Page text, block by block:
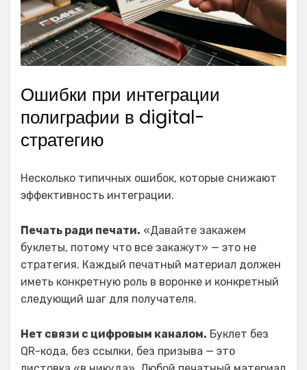
Ошибки при интеграции
полиграфии в digital-
стратегию
Несколько типичных ошибок, которые снижают
эффективность интеграции.
Печать ради печати. «Давайте закажем
буклеты, потому что все закажут» — это не
стратегия. Каждый печатный материал должен
иметь конкретную роль в воронке и конкретный
следующий шаг для получателя.
Нет связи с цифровым каналом. Буклет без
QR-кода, без ссылки, без призыва — это